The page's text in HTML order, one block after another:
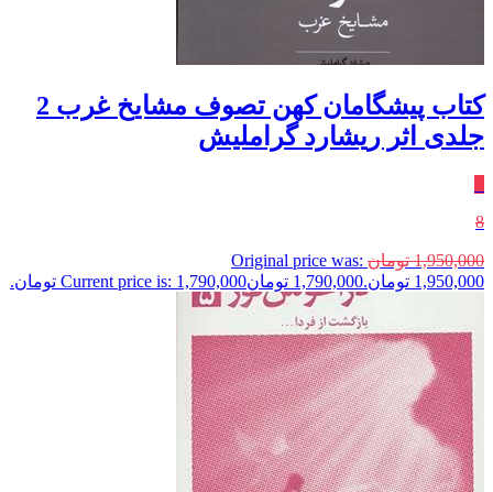
کتاب پیشگامان کهن تصوف مشایخ غرب 2
جلدی اثر ریشارد گراملیش
8
1,950,000 تومان Original price was:
1,950,000 تومان.
1,790,000 تومانCurrent price is: 1,790,000 تومان.